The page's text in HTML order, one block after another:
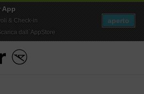
App
& Check-in
dall`AppStore
aperto